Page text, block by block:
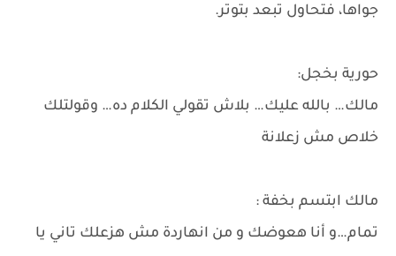
جواها، فتحاول تبعد بتوتر.
حورية بخجل:
مالك… بالله عليك… بلاش تقولي الكلام ده… وقولتلك
خلاص مش زعلانة
مالك ابتسم بخفة :
تمام…و أنا هعوضك و من انهاردة مش هزعلك تاني يا